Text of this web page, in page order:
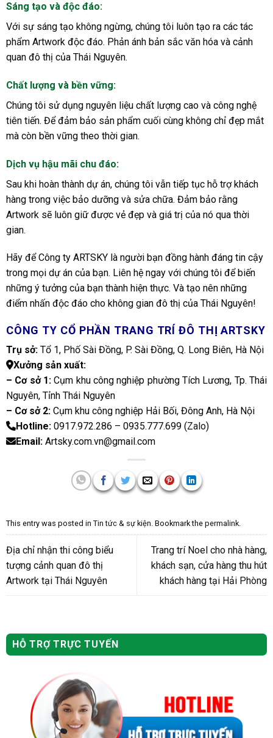
Sáng tạo và độc đáo:
Với sự sáng tạo không ngừng, chúng tôi luôn tạo ra các tác
phẩm Artwork độc đáo. Phản ánh bản sắc văn hóa và cảnh
quan đô thị của Thái Nguyên.
Chất lượng và bền vững:
Chúng tôi sử dụng nguyên liệu chất lượng cao và công nghệ
tiên tiến. Để đảm bảo sản phẩm cuối cùng không chỉ đẹp mắt
mà còn bền vững theo thời gian.
Dịch vụ hậu mãi chu đáo:
Sau khi hoàn thành dự án, chúng tôi vẫn tiếp tục hỗ trợ khách
hàng trong việc bảo dưỡng và sửa chữa. Đảm bảo rằng
Artwork sẽ luôn giữ được vẻ đẹp và giá trị của nó qua thời
gian.
Hãy để Công ty ARTSKY là người bạn đồng hành đáng tin cậy
trong mọi dự án của bạn. Liên hệ ngay với chúng tôi để biến
những ý tưởng của bạn thành hiện thực. Và tạo nên những
điểm nhấn độc đáo cho không gian đô thị của Thái Nguyên!
CÔNG TY CỔ PHẦN TRANG TRÍ ĐÔ THỊ ARTSKY
Trụ sở:Tổ 1, Phố Sài Đồng, P. Sài Đồng, Q. Long Biên, Hà Nội
Xưởng sản xuất:
– Cơ sở 1:Cụm khu công nghiệp phường Tích Lương, Tp. Thái
Nguyên, Tỉnh Thái Nguyên
– Cơ sở 2:Cụm khu công nghiệp Hải Bối, Đông Anh, Hà Nội
Hotline:0917.972.286 – 0935.777.699 (Zalo)
Email:Artsky.com.vn@gmail.com
This entry was posted in Tin tức & sự kiện . Bookmark the permalink.
Địa chỉ nhận thi công biểu
tượng cảnh quan đô thị
Artwork tại Thái Nguyên
Trang trí Noel cho nhà hàng,
khách sạn, cửa hàng thu hút
khách hàng tại Hải Phòng
HỖ TRỢ TRỰC TUYẾN